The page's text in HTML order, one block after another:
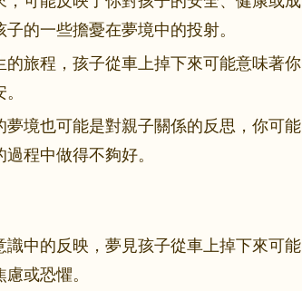
的一些擔憂在夢境中的投射。
的旅程，孩子從車上掉下來可能意味著你
夢境也可能是對親子關係的反思，你可能
程中做得不夠好。
識中的反映，夢見孩子從車上掉下來可能
或恐懼。